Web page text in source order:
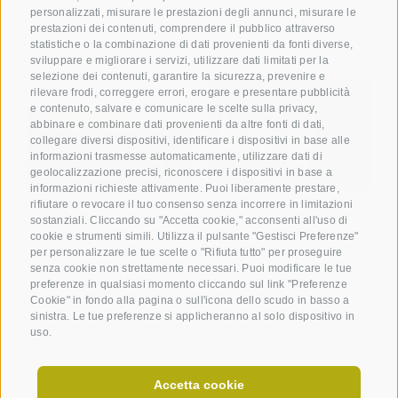
personalizzati, misurare le prestazioni degli annunci, misurare le
prestazioni dei contenuti, comprendere il pubblico attraverso
statistiche o la combinazione di dati provenienti da fonti diverse,
sviluppare e migliorare i servizi, utilizzare dati limitati per la
selezione dei contenuti, garantire la sicurezza, prevenire e
rilevare frodi, correggere errori, erogare e presentare pubblicità
e contenuto, salvare e comunicare le scelte sulla privacy,
abbinare e combinare dati provenienti da altre fonti di dati,
collegare diversi dispositivi, identificare i dispositivi in base alle
informazioni trasmesse automaticamente, utilizzare dati di
geolocalizzazione precisi, riconoscere i dispositivi in base a
informazioni richieste attivamente. Puoi liberamente prestare,
rifiutare o revocare il tuo consenso senza incorrere in limitazioni
sostanziali. Cliccando su "Accetta cookie," acconsenti all'uso di
cookie e strumenti simili. Utilizza il pulsante "Gestisci Preferenze"
per personalizzare le tue scelte o "Rifiuta tutto" per proseguire
senza cookie non strettamente necessari. Puoi modificare le tue
preferenze in qualsiasi momento cliccando sul link "Preferenze
Cookie" in fondo alla pagina o sull'icona dello scudo in basso a
sinistra. Le tue preferenze si applicheranno al solo dispositivo in
uso.
Accetta cookie
TEMPO NEWS